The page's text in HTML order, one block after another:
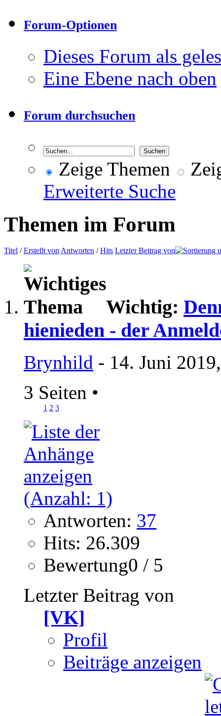
Forum-Optionen
Dieses Forum als
Eine Ebene nach oben
Forum durchsuchen
Zeige Themen
Erweiterte Suche
Themen im Forum
Titel /Erstellt von Antworten /Hits Letzter Beitrag von
Wichtig:
hienieden - der
Brynhild - 14. Juni
3 Seiten •
1 2 3
Antworten: 37
Hits: 26.309
Bewertung0 / 5
Letzter Beitrag von
[VK]
Profil
Beiträge anzeigen